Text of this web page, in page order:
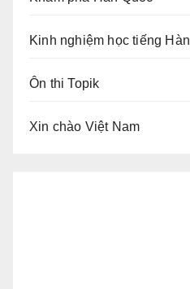
Kinh nghiệm học tiếng Hàn
Ôn thi Topik
Xin chào Việt Nam